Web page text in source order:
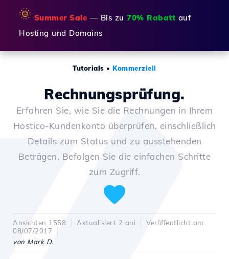
🌞 Summer Sale — Bis zu 70% Rabatt auf
Hosting und Domains
Tutorials •Kommerziell
Rechnungsprüfung.
Erfahren Sie, wie Sie die Rechnungen in Ihrem
Hostico-Kundenkonto überprüfen, einschließlich
Details zum Status und zu ausstehenden
Beträgen. Befolgen Sie die einfachen Schritte
zum Zugriff.
Ansichten 1558 Aktualisiert 2 ani
Veröffentlicht am
08/07/2017
von Mark D.